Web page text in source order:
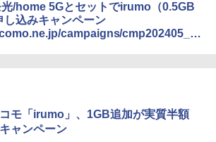
/home 5Gとセットでirumo（0.5GB
し込みキャンペーン
campaigns/cmp202405_0
コモ「irumo」、1GB追加が実質半額
ャンペーン